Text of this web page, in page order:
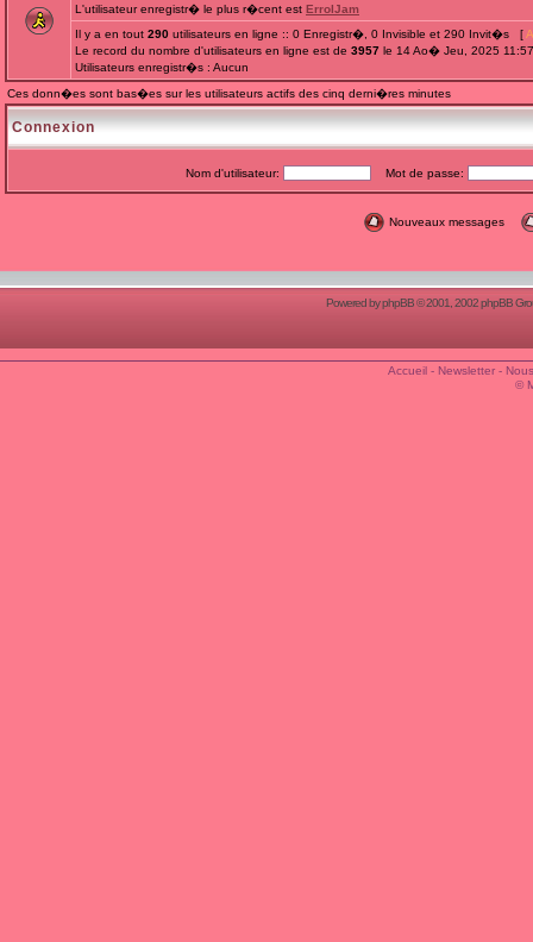
L'utilisateur enregistr� le plus r�cent est ErrolJam
Il y a en tout 290 utilisateurs en ligne :: 0 Enregistr�, 0 Invisible et 290 Invit�s [
Le record du nombre d'utilisateurs en ligne est de 3957 le 14 Ao� Jeu, 2025
Utilisateurs enregistr�s : Aucun
Ces donn�es sont bas�es sur les utilisateurs actifs des cinq derni�res minutes
Connexion
Nom d'utilisateur: Mot de passe:
Nouveaux messages
Powered byphpBB© 2001, 2002 phpBB
Accueil- Newsletter-
©